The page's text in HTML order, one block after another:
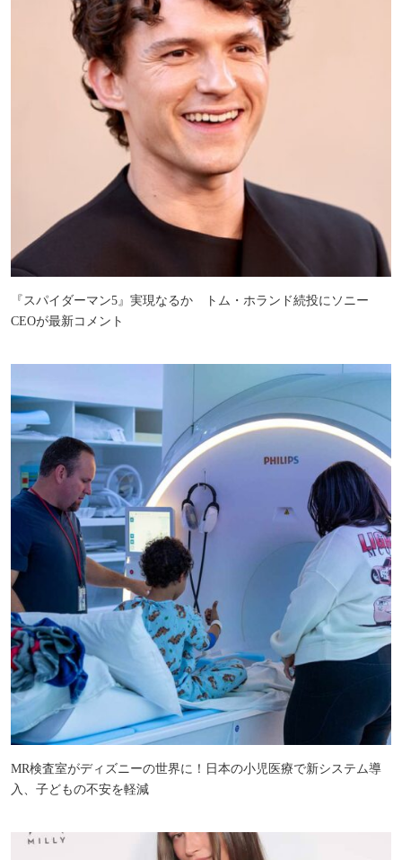
『スパイダーマン5』実現なるか トム・ホランド続投にソニー
CEOが最新コメント
MR検査室がディズニーの世界に！日本の小児医療で新システム導
入、子どもの不安を軽減